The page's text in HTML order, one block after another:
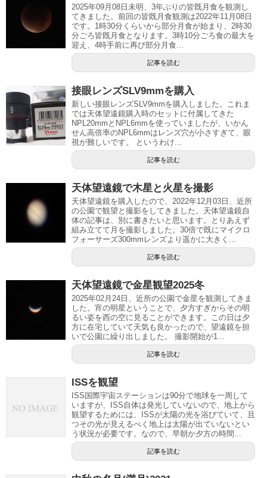
2025年09月08日未明、3年ぶりの皆既月食を観測し
てきました。前回の皆既月食観測は2022年11月08日
です。1時30分くらいから部分月食が始まり、2時30
分ごろ皆既月食となります。3時10分ごろ食の最大を
迎え、4時手前に再び部分月食...
記事を読む
接眼レンズSLV9mmを購入
新しい接眼レンズSLV9mmを購入しました。これま
では天体望遠鏡購入時のセットに付属してきた
NPL20mmとNPL6mmを使っていましたが、いかん
せん高倍率のNPL6mmはレンズ穴が小さすぎて、眼
視が難しいです。 というわけ...
記事を読む
天体望遠鏡で木星と火星を撮影
天体望遠鏡を購入したので、2022年12月03日、近所
の公園で観望と撮影をしてきました。天体望遠鏡自
体の記事は、別に書きたいと思います。とりあえず
組み立てて月を撮影しました。30倍で既にマイクロ
フォーサーズ300mmレンズより遥かに大きく...
記事を読む
天体望遠鏡で金星観望2025冬
2025年02月24日、近所の公園で金星を観測してきま
した。宵の明星ということで、夕方すぎからその明
るい姿を西の空に見ることができます。この日は夕
方に在宅していて天気も良かったので、望遠鏡を担
いで公園に繰り出しました。 撮影開始が1...
記事を読む
ISSを観望
ISS国際宇宙ステーションは90分で地球を一周して
いますが、ISS自体は発光していないので、地上から
観望するためには、ISSが太陽の光を浴びていて、且
つその光が見えるべく地上は太陽が出ていないとい
う状況が必要です。なので、早朝か夕方の時間...
記事を読む